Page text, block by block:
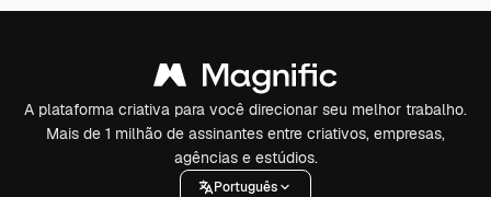
A plataforma criativa para você direcionar seu melhor trabalho.
Mais de 1 milhão de assinantes entre criativos, empresas,
agências e estúdios.
Português